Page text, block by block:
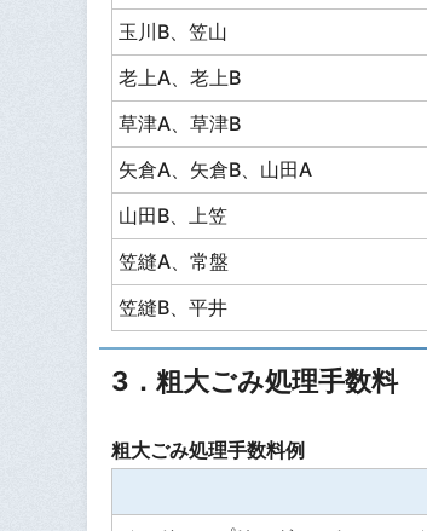
玉川B、笠山
老上A、老上B
草津A、草津B
矢倉A、矢倉B、山田A
山田B、上笠
笠縫A、常盤
笠縫B、平井
3．粗大ごみ処理手数料
粗大ごみ処理手数料例